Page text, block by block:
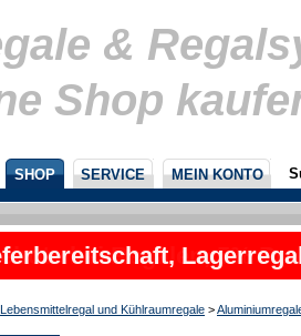
&
Shop
SHOP SERVICE MEIN KONTO
nicht
Lebensmittelregal und Kühlraumregale >